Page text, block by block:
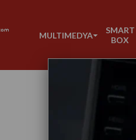
MULTIMEDYA
SMART
BOX